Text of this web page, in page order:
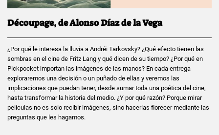
Découpage, de Alonso Díaz de la Vega
¿Por qué le interesa la lluvia a Andréi Tarkovsky? ¿Qué efecto tienen las
sombras en el cine de Fritz Lang y qué dicen de su tiempo? ¿Por qué en
Pickpocket importan las imágenes de las manos? En cada entrega
exploraremos una decisión o un puñado de ellas y veremos las
implicaciones que puedan tener, desde sumar toda una poética del cine,
hasta transformar la historia del medio. ¿Y por qué razón? Porque mirar
películas no es solo recibir imágenes, sino hacerlas florecer mediante las
preguntas que les hagamos.